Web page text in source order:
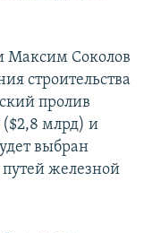
Максим Соколов
строительства
пролив
($2,8 млрд) и
выбран
железной